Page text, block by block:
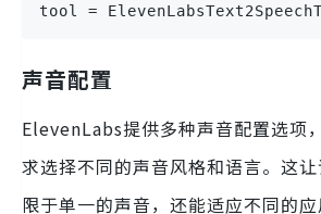
tool =
声音配置
ElevenLabs提供多种声音配置选项
求选择不同的声音风格和语言。这
限于单一的声音，还能适应不同的